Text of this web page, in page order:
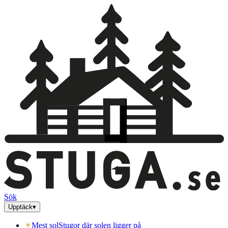
Sök
Upptäck▾
☀Mest solStugor där solen ligger på